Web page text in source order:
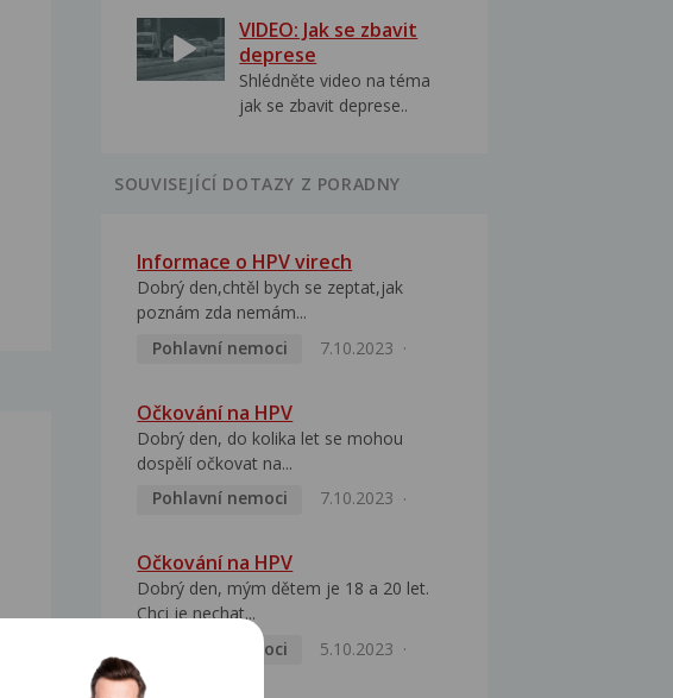
VIDEO: Jak se zbavit
deprese
Shlédněte video na téma
jak se zbavit deprese..
SOUVISEJÍCÍ DOTAZY Z PORADNY
Informace o HPV virech
Dobrý den,chtěl bych se zeptat,jak
poznám zda nemám...
Pohlavní nemoci
7.10.2023
Očkování na HPV
Dobrý den, do kolika let se mohou
dospělí očkovat na...
Pohlavní nemoci
7.10.2023
Očkování na HPV
Dobrý den, mým dětem je 18 a 20 let.
Chci je nechat...
Pohlavní nemoci
5.10.2023